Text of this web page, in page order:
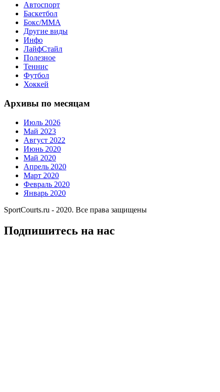
Автоспорт
Баскетбол
Бокс/MMA
Другие виды
Инфо
ЛайфСтайл
Полезное
Теннис
Футбол
Хоккей
Архивы по месяцам
Июль 2026
Май 2023
Август 2022
Июнь 2020
Май 2020
Апрель 2020
Март 2020
Февраль 2020
Январь 2020
SportCourts.ru - 2020. Все права защищены
Подпишитесь на нас